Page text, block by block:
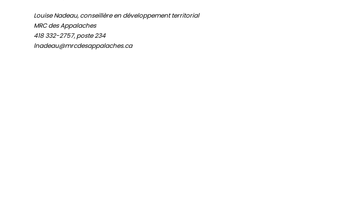
Louise Nadeau, conseillère en développement territorial
MRC des Appalaches
418 332-2757, poste 234
lnadeau@mrcdesappalaches.ca